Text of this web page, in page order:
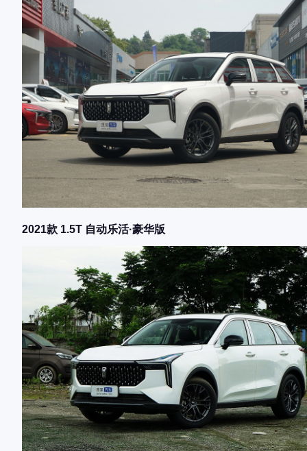
2021款 1.5T 自动乐活·豪华版